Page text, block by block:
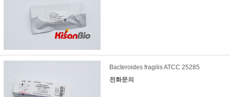
Bacteroides fragilis ATCC 25285
전화문의